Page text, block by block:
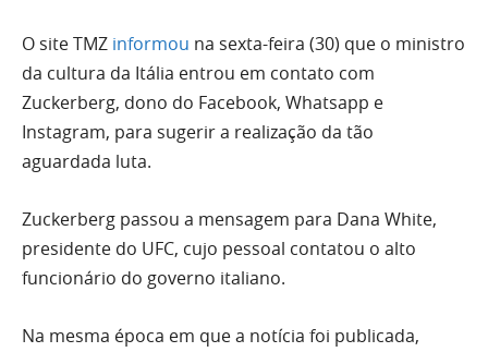
O site TMZ informou na sexta-feira (30) que o ministro
da cultura da Itália entrou em contato com
Zuckerberg, dono do Facebook, Whatsapp e
Instagram, para sugerir a realização da tão
aguardada luta.
Zuckerberg passou a mensagem para Dana White,
presidente do UFC, cujo pessoal contatou o alto
funcionário do governo italiano.
Na mesma época em que a notícia foi publicada,